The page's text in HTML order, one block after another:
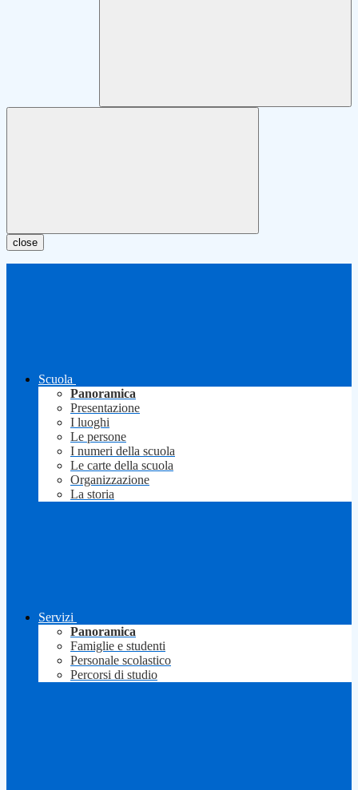
close
Scuola
Panoramica
Presentazione
I luoghi
Le persone
I numeri della scuola
Le carte della scuola
Organizzazione
La storia
Servizi
Panoramica
Famiglie e studenti
Personale scolastico
Percorsi di studio